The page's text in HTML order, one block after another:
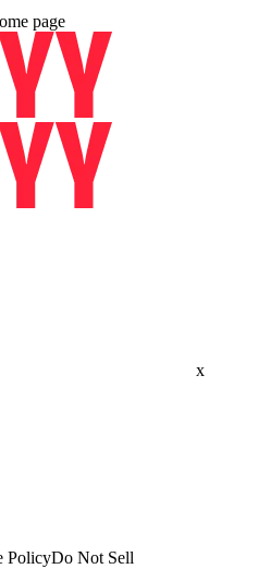
page
x
PolicyDo Not Sell